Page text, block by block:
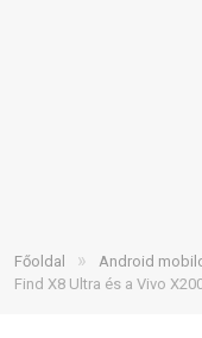
Főoldal » Android
Find X8 Ultra és a Vivo